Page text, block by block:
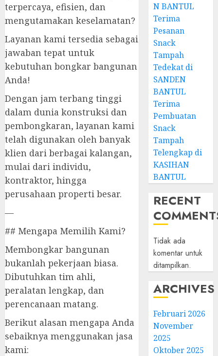
terpercaya, efisien, dan
mengutamakan keselamatan?
Layanan kami tersedia sebagai
jawaban tepat untuk
kebutuhan bongkar bangunan
Anda!
Dengan jam terbang tinggi
dalam dunia konstruksi dan
pembongkaran, layanan kami
telah digunakan oleh banyak
klien dari berbagai kalangan,
mulai dari individu,
kontraktor, hingga
perusahaan properti besar.
—
## Mengapa Memilih Kami?
Membongkar bangunan
bukanlah pekerjaan biasa.
Dibutuhkan tim ahli,
peralatan lengkap, dan
perencanaan matang.
Berikut alasan mengapa Anda
sebaiknya menggunakan jasa
kami:
N BANTUL
Terima
Pesanan
Snack
Tampah
Tedekat di
SANDEN
BANTUL
Terima
Pembuatan
Snack
Tampah
Telengkap di
KASIHAN
BANTUL
RECENT
Tidak ada
komentar untuk
ditampilkan.
ARCHIVES
Februari 2026
November
2025
Oktober 2025